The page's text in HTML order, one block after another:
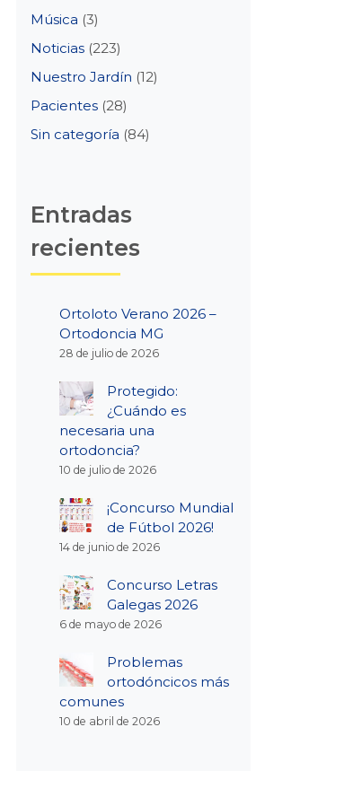
Música (3)
Noticias (223)
Nuestro Jardín (12)
Pacientes (28)
Sin categoría (84)
Entradas
recientes
Ortoloto Verano 2026 –
Ortodoncia MG
28 de julio de 2026
Protegido:
¿Cuándo es
necesaria una
ortodoncia?
10 de julio de 2026
¡Concurso Mundial
de Fútbol 2026!
14 de junio de 2026
Concurso Letras
Galegas 2026
6 de mayo de 2026
Problemas
ortodóncicos más
comunes
10 de abril de 2026